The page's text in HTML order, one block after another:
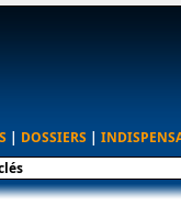
| DOSSIERS |